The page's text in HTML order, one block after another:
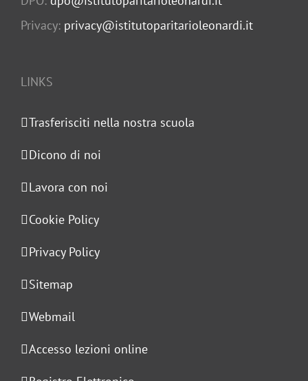
Privacy: privacy@istitutoparitarioleonardi.it
LINKS
Trasferisciti nella nostra scuola
Dicono di noi
Lavora con noi
Cookie Policy
Privacy Policy
Sitemap
Webmail
Accesso lezioni online